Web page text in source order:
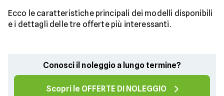
Ecco le caratteristiche principali dei modelli disponibili
e i dettagli delle tre offerte più interessanti.
Conosci il noleggio a lungo termine?
Scopri le OFFERTE DI NOLEGGIO